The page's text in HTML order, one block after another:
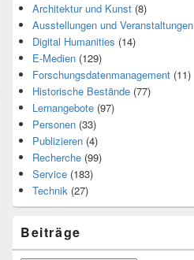
Architektur und Kunst (8)
Ausstellungen und Veranstaltungen
Digital Humanities (14)
E-Medien (129)
Forschungsdatenmanagement (11)
Historische Bestände (77)
Lernangebote (97)
Personen (33)
Publizieren (4)
Recherche (99)
Service (183)
Technik (27)
Beiträge